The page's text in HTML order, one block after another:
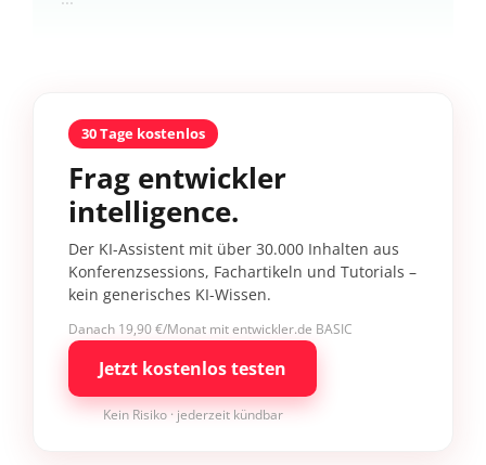
30 Tage kostenlos
Frag entwickler
intelligence.
Der KI-Assistent mit über 30.000 Inhalten aus
Konferenzsessions, Fachartikeln und Tutorials –
kein generisches KI-Wissen.
Danach 19,90 €/Monat mit entwickler.de BASIC
Jetzt kostenlos testen
Kein Risiko · jederzeit kündbar